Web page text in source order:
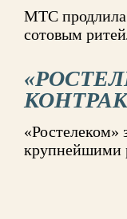
МТС продлила
сотовым
«Ростелеком»
крупнейшими